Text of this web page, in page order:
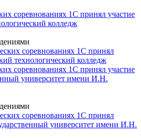
соревнованиях 1С принял участие
колледж
соревнованиях 1С принял участие
университет имени И.Н.